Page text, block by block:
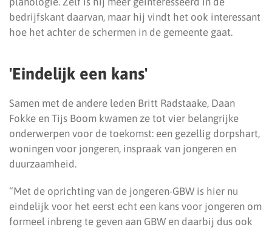
bedrijfskant daarvan, maar hij vindt het ook interessant
hoe het achter de schermen in de gemeente gaat.
'Eindelijk een kans'
Samen met de andere leden Britt Radstaake, Daan
Fokke en Tijs Boom kwamen ze tot vier belangrijke
onderwerpen voor de toekomst: een gezellig dorpshart,
woningen voor jongeren, inspraak van jongeren en
duurzaamheid.
“Met de oprichting van de jongeren-GBW is hier nu
eindelijk voor het eerst echt een kans voor jongeren om
formeel inbreng te geven aan GBW en daarbij dus ook